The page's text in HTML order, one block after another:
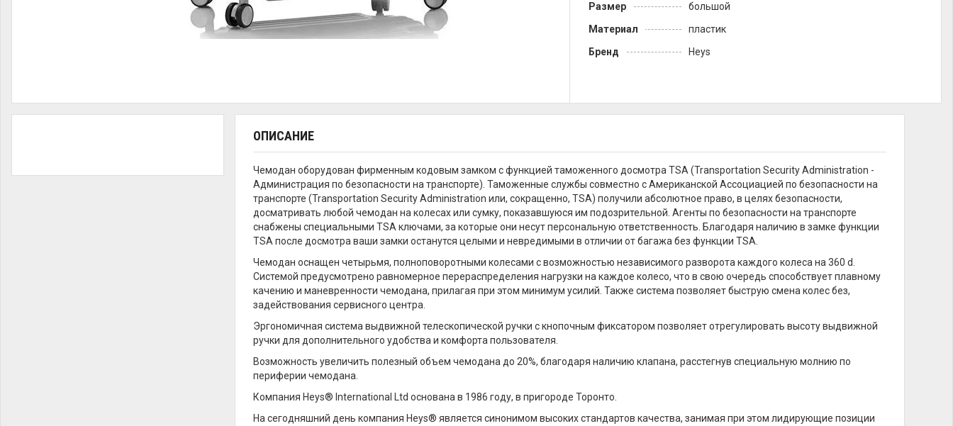
Размер
большой
Материал
пластик
Бренд
Heys
ОПИСАНИЕ
Чемодан оборудован фирменным кодовым замком с функцией таможенного досмотра TSA (Transportation Security Administration -
Администрация по безопасности на транспорте). Таможенные службы совместно с Американской Ассоциацией по безопасности на
транспорте (Transportation Security Administration или, сокращенно, TSA) получили абсолютное право, в целях безопасности,
досматривать любой чемодан на колесах или сумку, показавшуюся им подозрительной. Агенты по безопасности на транспорте
снабжены специальными TSA ключами, за которые они несут персональную ответственность. Благодаря наличию в замке функции
TSA после досмотра ваши замки останутся целыми и невредимыми в отличии от багажа без функции TSA.
Чемодан оснащен четырьмя, полноповоротными колесами с возможностью независимого разворота каждого колеса на 360 d.
Системой предусмотрено равномерное перераспределения нагрузки на каждое колесо, что в свою очередь способствует плавному
качению и маневренности чемодана, прилагая при этом минимум усилий. Также система позволяет быструю смена колес без,
задействования сервисного центра.
Эргономичная система выдвижной телескопической ручки с кнопочным фиксатором позволяет отрегулировать высоту выдвижной
ручки для дополнительного удобства и комфорта пользователя.
Возможность увеличить полезный объем чемодана до 20%, благодаря наличию клапана, расстегнув специальную молнию по
периферии чемодана.
Компания Heys® International Ltd основана в 1986 году, в пригороде Торонто.
На сегодняшний день компания Heys® является синонимом высоких стандартов качества, занимая при этом лидирующие позиции